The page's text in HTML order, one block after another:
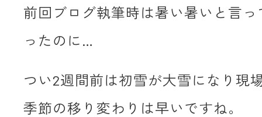
前回ブログ執筆時は暑い暑いと言
ったのに…
つい2週間前は初雪が大雪になり現
季節の移り変わりは早いですね。